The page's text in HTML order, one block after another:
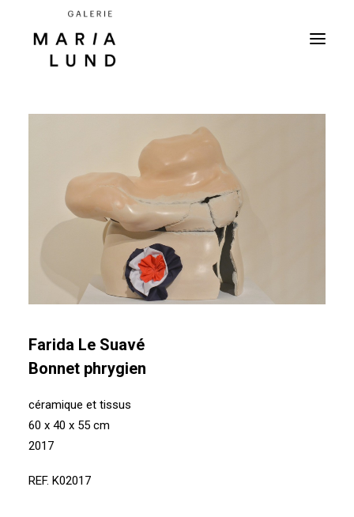
Farida Le Suavé
Bonnet phrygien
céramique et tissus
60 x 40 x 55 cm
2017
REF. K02017